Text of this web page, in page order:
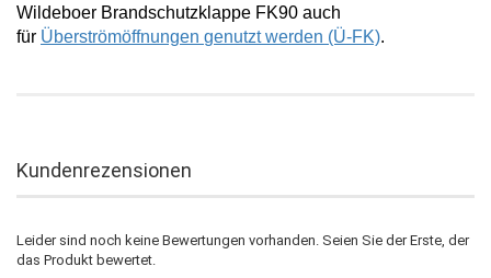
Wildeboer Brandschutzklappe FK90 auch
für Überströmöffnungen genutzt werden (Ü-FK).
Kundenrezensionen
Leider sind noch keine Bewertungen vorhanden. Seien Sie der Erste, der
das Produkt bewertet.